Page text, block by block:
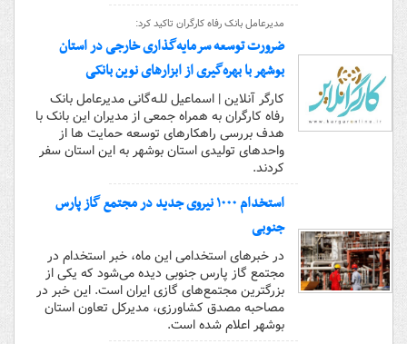
مدیرعامل بانک رفاه کارگران تاکید کرد:
ضرورت توسعه سرمایه‌گذاری خارجی در استان
بوشهر با بهره‌گیری از ابزارهای نوین بانکی
کارگر آنلاین | اسماعیل للـه‌گانی مدیرعامل بانک
رفاه کارگران به همراه جمعی از مدیران این بانک با
هدف بررسی راهکارهای توسعه حمایت ها از
واحدهای تولیدی استان بوشهر به این استان سفر
کردند.
استخدام ۱۰۰۰ نیروی جدید در مجتمع گاز پارس
جنوبی
در خبرهای استخدامی این ماه، خبر استخدام در
مجتمع گاز پارس جنوبی دیده می‌شود که یکی از
بزرگترین مجتمع‌های گازی ایران است. این خبر در
مصاحبه مصدق کشاورزی، مدیرکل تعاون استان
بوشهر اعلام شده است.